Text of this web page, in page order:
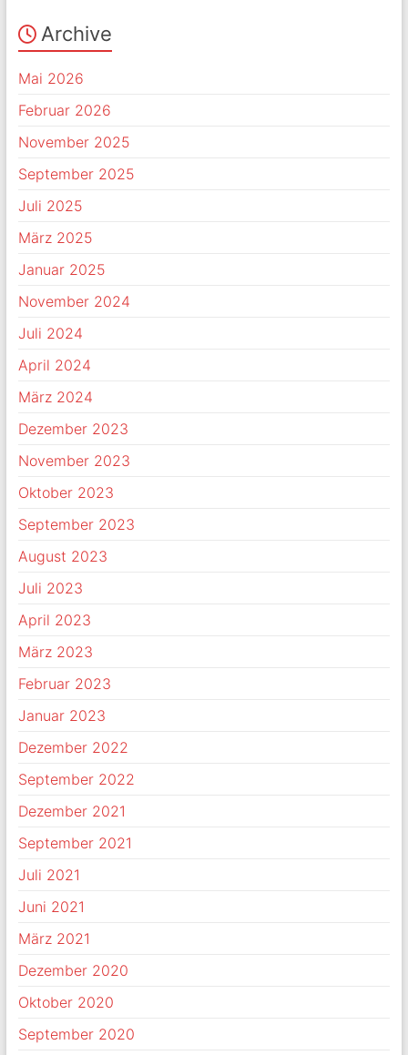
Archive
Mai 2026
Februar 2026
November 2025
September 2025
Juli 2025
März 2025
Januar 2025
November 2024
Juli 2024
April 2024
März 2024
Dezember 2023
November 2023
Oktober 2023
September 2023
August 2023
Juli 2023
April 2023
März 2023
Februar 2023
Januar 2023
Dezember 2022
September 2022
Dezember 2021
September 2021
Juli 2021
Juni 2021
März 2021
Dezember 2020
Oktober 2020
September 2020